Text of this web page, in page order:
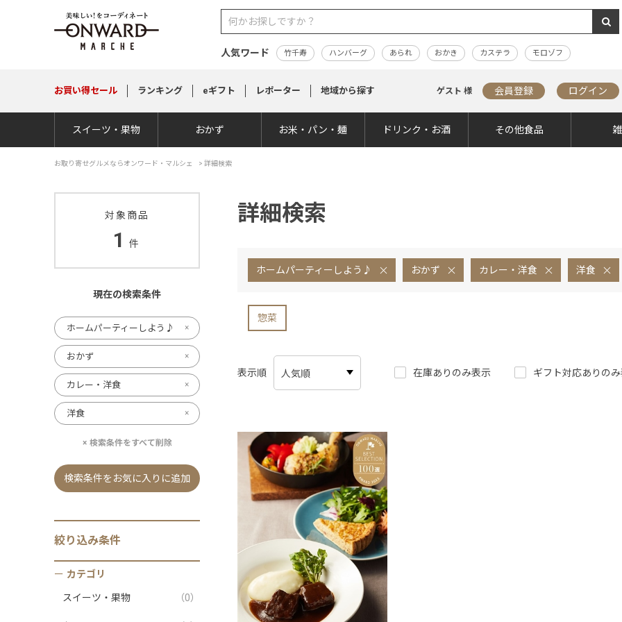
人気ワード 竹千寿 ハンバーグ あられ おかき カステラ モロゾフ
お買い得セール ランキング eギフト レポーター 地域から探す ゲスト 様 会員登録 ログイン
スイーツ・果物 おかず お米・パン・麺 ドリンク・お酒 その他食品
お取り寄せグルメならオンワード・マルシェ > 詳細検索
詳細検索
ホームパーティーしよう♪ おかず カレー・洋食 洋食
惣菜
表示順 在庫ありのみ表示 ギフト対応ありの
対象商品
1 件
現在の検索条件
ホームパーティーしよう♪
おかず
カレー・洋食
洋食
検索条件をすべて削除
検索条件をお気に入りに追加
絞り込み条件
カテゴリ
スイーツ・果物 （0）